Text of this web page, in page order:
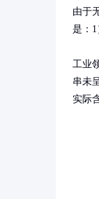
由于
是：1
工业
串未
实际